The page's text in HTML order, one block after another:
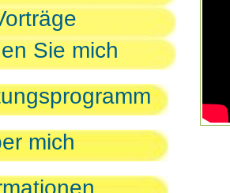
Sie mich
mich